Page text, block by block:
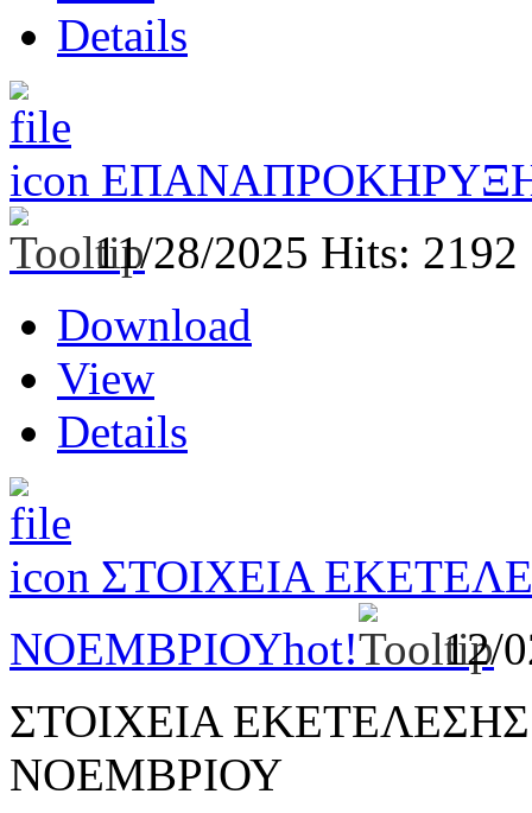
Details
11/28/2025 Hits: 2192
Download
View
Details
ΣΤΟΙΧΕΙΑ
ΝΟΕΜΒΡΙΟΥhot!
12/
ΣΤΟΙΧΕΙΑ
ΝΟΕΜΒΡΙΟΥ